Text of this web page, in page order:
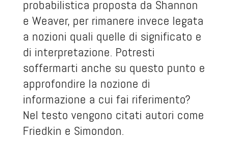
probabilistica proposta da Shannon
e Weaver, per rimanere invece legata
a nozioni quali quelle di significato e
di interpretazione. Potresti
soffermarti anche su questo punto e
approfondire la nozione di
informazione a cui fai riferimento?
Nel testo vengono citati autori come
Friedkin e Simondon.